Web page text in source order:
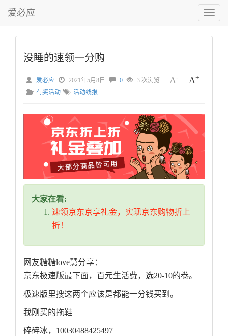
切
换
菜
爱必应
没睡的速领一分购
A- A+
爱必应 2021年5月8日 0
3 次浏览
有奖活动
活动线报
大家在看:
速领京东京享礼金，实现京东购物折上
折！
网友糖糖love慧分享：
京东极速版最下面，百元生活费，选20-10的卷。
极速版里搜这两个应该是都能一分钱买到。
我刚买的拖鞋
碎碎冰，10030488425497